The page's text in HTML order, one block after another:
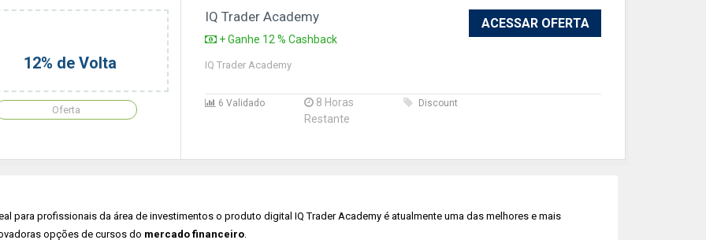
12% de Volta
Oferta
IQ Trader Academy
+ Ganhe 12 % Cashback
ACESSAR OFERTA
IQ Trader Academy
6 Validado
8 Horas
Restante
Discount
para profissionais da área de investimentos o produto digital IQ Trader Academy é atualmente uma das melhores e mais
opções de cursos do mercado financeiro.